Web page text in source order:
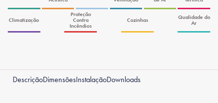
Climatização
Proteção
Contra
Incêndios
Cozinhas
Qualidade do
Ar
DescriçãoDimensõesInstalaçãoDownloads